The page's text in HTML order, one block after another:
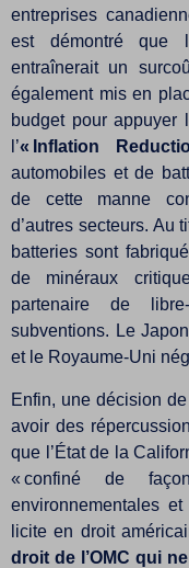
entreprises
est démontré que
entraînerait un
également mis en
budget pour appuyer
l’« Inflation
automobiles et de
de cette manne
d’autres secteurs. Au
batteries sont
de minéraux
partenaire de
subventions. Le
et le Royaume-Uni
Enfin, une décision
avoir des
que l’État de la
« confiné de
environnementales
licite en droit
droit de l’OMC qui